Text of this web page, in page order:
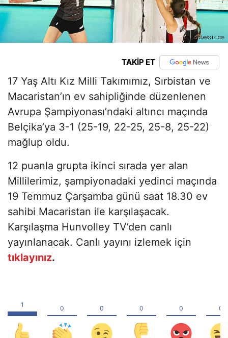
TAKİP ET
17 Yaş Altı Kız Milli Takımımız, Sırbistan ve
Macaristan’ın ev sahipliğinde düzenlenen
Avrupa Şampiyonası’ndaki altıncı maçında
Belçika’ya 3-1 (25-19, 22-25, 25-8, 25-22)
mağlup oldu.
12 puanla grupta ikinci sırada yer alan
Millilerimiz, şampiyonadaki yedinci maçında
19 Temmuz Çarşamba günü saat 18.30 ev
sahibi Macaristan ile karşılaşacak.
Karşılaşma Hunvolley TV’den canlı
yayınlanacak. Canlı yayını izlemek için
tıklayınız.